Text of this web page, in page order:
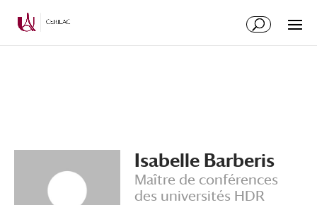
Isabelle Barberis
Maître de conférences
des universités HDR